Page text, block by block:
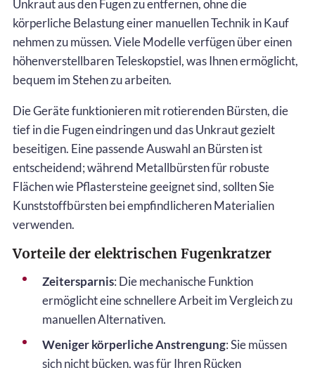
Unkraut aus den Fugen zu entfernen, ohne die
körperliche Belastung einer manuellen Technik in Kauf
nehmen zu müssen. Viele Modelle verfügen über einen
höhenverstellbaren Teleskopstiel, was Ihnen ermöglicht,
bequem im Stehen zu arbeiten.
Die Geräte funktionieren mit rotierenden Bürsten, die
tief in die Fugen eindringen und das Unkraut gezielt
beseitigen. Eine passende Auswahl an Bürsten ist
entscheidend; während Metallbürsten für robuste
Flächen wie Pflastersteine geeignet sind, sollten Sie
Kunststoffbürsten bei empfindlicheren Materialien
verwenden.
Vorteile der elektrischen Fugenkratzer
Zeitersparnis: Die mechanische Funktion
ermöglicht eine schnellere Arbeit im Vergleich zu
manuellen Alternativen.
Weniger körperliche Anstrengung: Sie müssen
sich nicht bücken, was für Ihren Rücken